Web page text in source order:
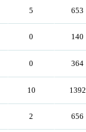
5 653
0 140
0 364
10 1392
2 656